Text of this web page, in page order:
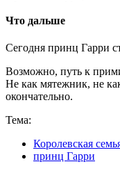
Что дальше
Сегодня принц Гарри
Возможно, путь к
Не как мятежник, не
окончательно.
Тема:
Королевская
принц Гарри